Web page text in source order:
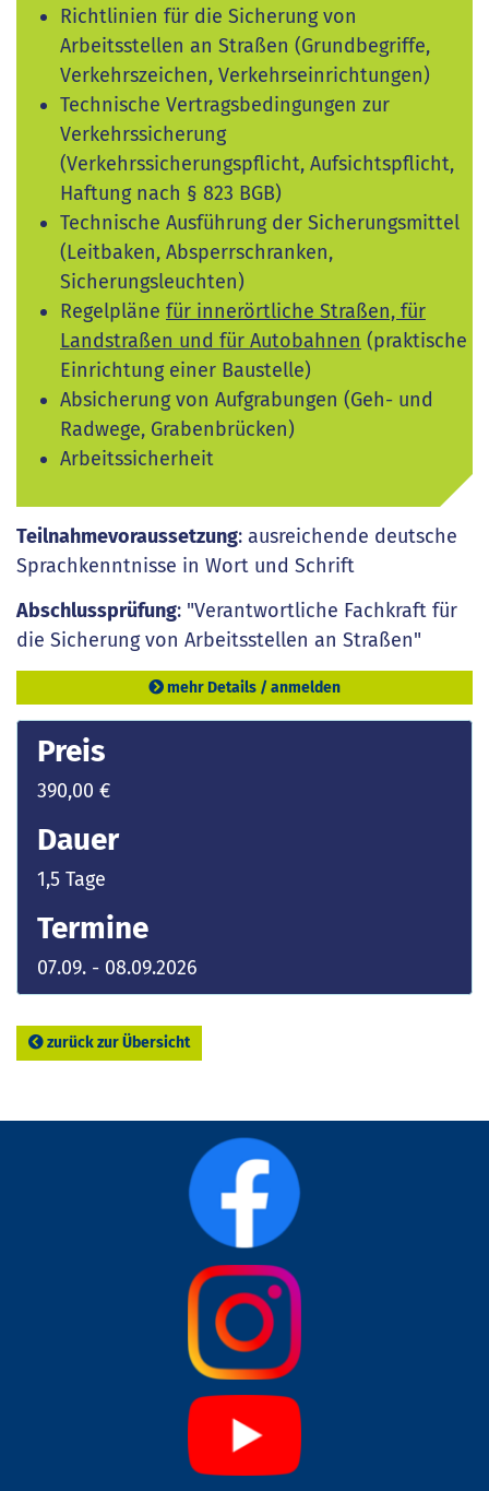
Richtlinien für die Sicherung von
Arbeitsstellen an Straßen (Grundbegriffe,
Verkehrszeichen, Verkehrseinrichtungen)
Technische Vertragsbedingungen zur
Verkehrssicherung
(Verkehrssicherungspflicht, Aufsichtspflicht,
Haftung nach § 823 BGB)
Technische Ausführung der Sicherungsmittel
(Leitbaken, Absperrschranken,
Sicherungsleuchten)­
Regelpläne für innerörtliche Straßen, für
Landstraßen und für Autobahnen (praktische
Einrichtung einer Baustelle)
Absicherung von Aufgrabungen (Geh- und
Radwege, Grabenbrücken)
Arbeitssicherheit
Teilnahmevoraussetzung: ausreichende deutsche
Sprachkenntnisse in Wort und Schrift
Abschlussprüfung: "Verantwortliche Fachkraft für
die Sicherung von Arbeitsstellen an Straßen"
mehr Details / anmelden
Preis
390,00 €
Dauer
1,5 Tage
Termine
07.09. - 08.09.2026
zurück zur Übersicht